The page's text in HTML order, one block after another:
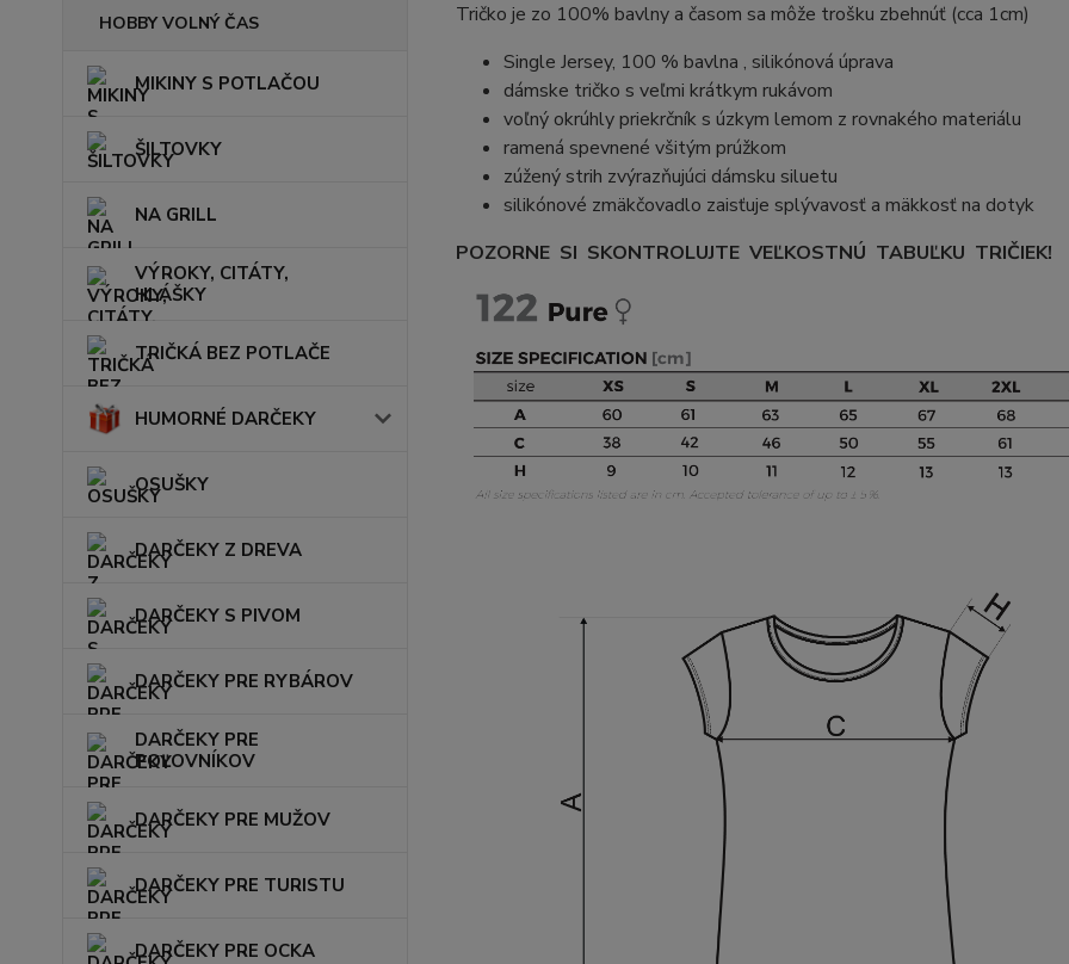
HOBBY VOLNÝ ČAS
MIKINY S POTLAČOU
ŠILTOVKY
NA GRILL
VÝROKY, CITÁTY,
HLÁŠKY
TRIČKÁ BEZ POTLAČE
HUMORNÉ DARČEKY
OSUŠKY
DARČEKY Z DREVA
DARČEKY S PIVOM
DARČEKY PRE RYBÁROV
DARČEKY PRE
POĽOVNÍKOV
DARČEKY PRE MUŽOV
DARČEKY PRE TURISTU
DARČEKY PRE OCKA
Tričko je zo 100% bavlny a časom sa môže trošku zbehnúť (cca 1cm)
Single Jersey, 100 % bavlna , silikónová úprava
dámske tričko s veľmi krátkym rukávom
voľný okrúhly priekrčník s úzkym lemom z rovnakého materiálu
ramená spevnené všitým prúžkom
zúžený strih zvýrazňujúci dámsku siluetu
silikónové zmäkčovadlo zaisťuje splývavosť a mäkkosť na dotyk
POZORNE SI SKONTROLUJTE VEĽKOSTNÚ TABUĽKU TRIČIEK!